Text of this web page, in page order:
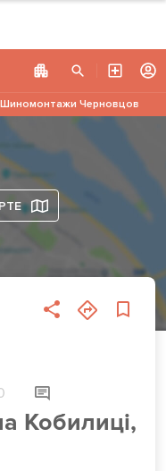
Кобилиці,
Шиномонтажи Черновцов